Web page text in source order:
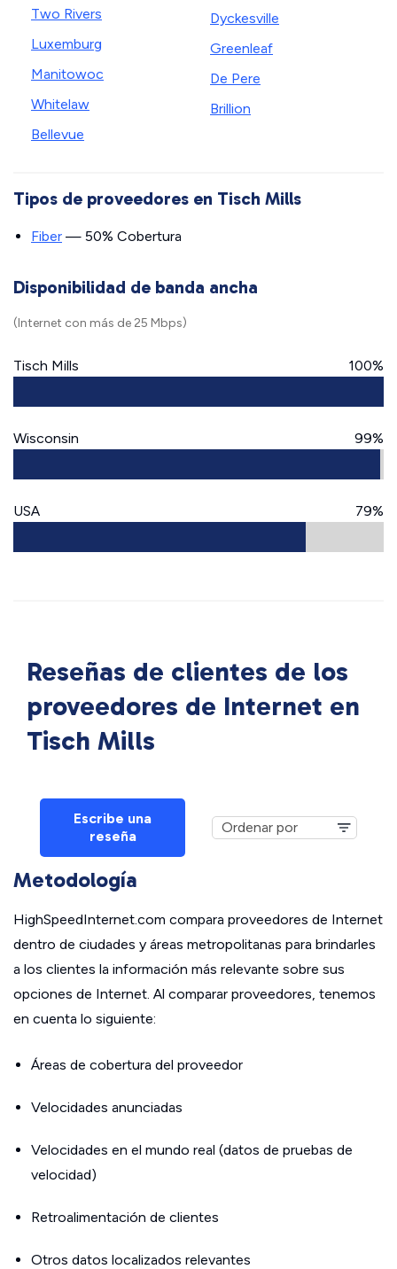
Two Rivers
Luxemburg
Manitowoc
Whitelaw
Bellevue
Dyckesville
Greenleaf
De Pere
Brillion
Tipos de proveedores en Tisch Mills
Fiber — 50% Cobertura
Disponibilidad de banda ancha
(Internet con más de 25 Mbps)
Tisch Mills 100%
Wisconsin 99%
USA 79%
Reseñas de clientes de los
proveedores de Internet en
Tisch Mills
Escribe una
reseña
Metodología
HighSpeedInternet.com compara proveedores de Internet
dentro de ciudades y áreas metropolitanas para brindarles
a los clientes la información más relevante sobre sus
opciones de Internet. Al comparar proveedores, tenemos
en cuenta lo siguiente:
Áreas de cobertura del proveedor
Velocidades anunciadas
Velocidades en el mundo real (datos de pruebas de
velocidad)
Retroalimentación de clientes
Otros datos localizados relevantes